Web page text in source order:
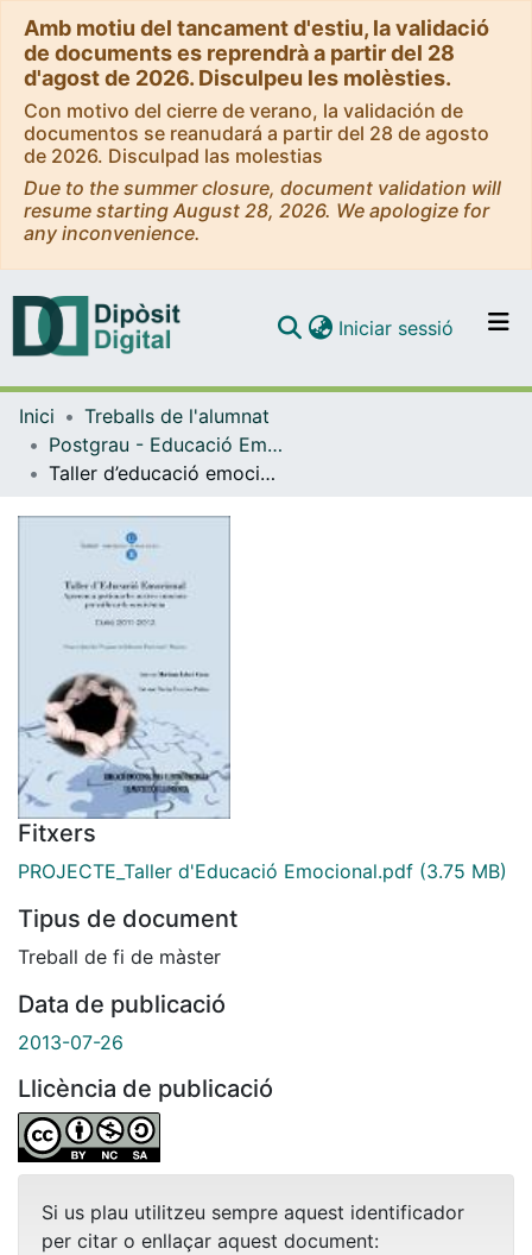
Amb motiu del tancament d'estiu, la validació
de documents es reprendrà a partir del 28
d'agost de 2026. Disculpeu les molèsties.
Con motivo del cierre de verano, la validación de
documentos se reanudará a partir del 28 de agosto
de 2026. Disculpad las molestias
Due to the summer closure, document validation will
resume starting August 28, 2026. We apologize for
any inconvenience.
Navega per tot el DD
Com publicar
Iniciar sessió (current)
Inici
Treballs de l'alumnat
Postgrau - Educació Emocional i Benestar [Presencial]
Taller d’educació emocional. Aprenem a gestionar les nostres emocions per millorar la convivència
Fitxers
PROJECTE_Taller d'Educació Emocional.pdf (3.75 MB)
Tipus de document
Treball de fi de màster
Data de publicació
2013-07-26
Llicència de publicació
Si us plau utilitzeu sempre aquest identificador
per citar o enllaçar aquest document: